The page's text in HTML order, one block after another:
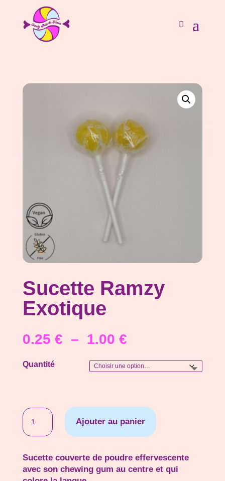
Sucette Ramzy
Exotique
0.25 € – 1.00 €Plage
prix :
0.25 €
Quantité
quantité
Sucette
Exotique
Ajouter au panier
Sucette couverte de poudre effervescente
avec son chewing gum au centre et qui